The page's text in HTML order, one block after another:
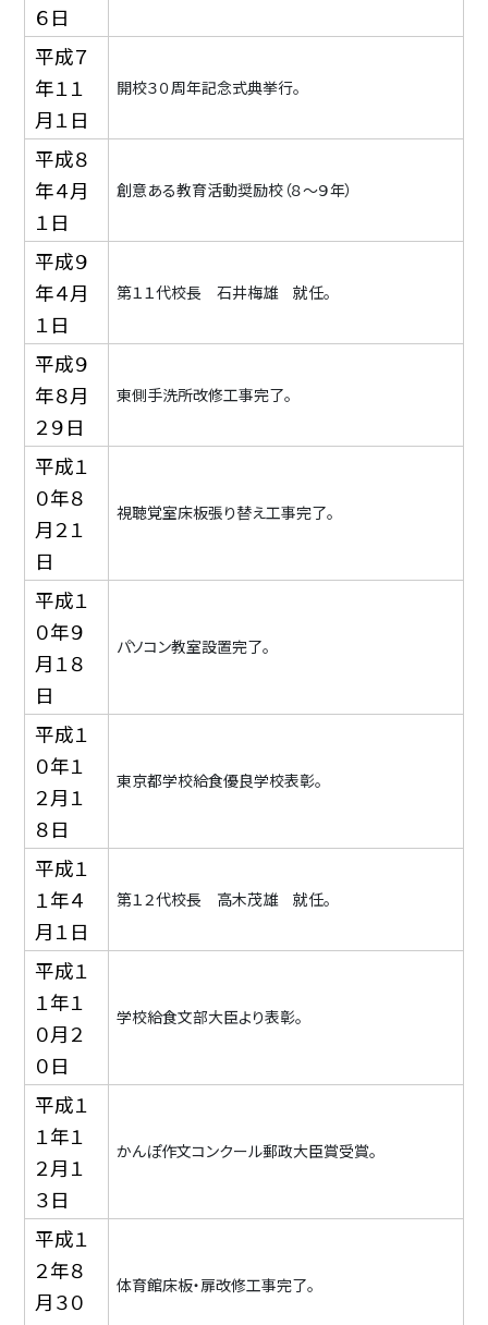
６日
平成７
年１１
月１日
開校３０周年記念式典挙行。
平成８
年４月
１日
創意ある教育活動奨励校（８〜９年）
平成９
年４月
１日
第１１代校長 石井梅雄 就任。
平成９
年８月
２９日
東側手洗所改修工事完了。
平成１
０年８
月２１
日
視聴覚室床板張り替え工事完了。
平成１
０年９
月１８
日
パソコン教室設置完了。
平成１
０年１
２月１
８日
東京都学校給食優良学校表彰。
平成１
１年４
月１日
第１２代校長 高木茂雄 就任。
平成１
１年１
０月２
０日
学校給食文部大臣より表彰。
平成１
１年１
２月１
３日
かんぽ作文コンクール郵政大臣賞受賞。
平成１
２年８
月３０
体育館床板・扉改修工事完了。